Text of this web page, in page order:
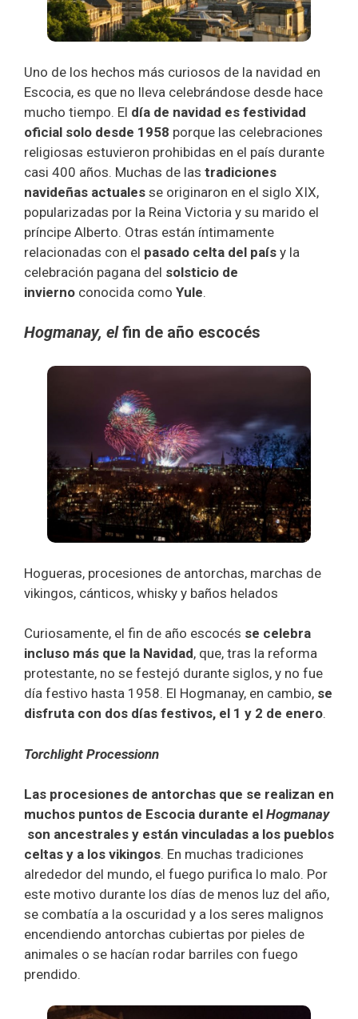
Uno de los hechos más curiosos de la navidad en
Escocia, es que no lleva celebrándose desde hace
mucho tiempo. El día de navidad es festividad
oficial solo desde 1958 porque las celebraciones
religiosas estuvieron prohibidas en el país durante
casi 400 años. Muchas de las tradiciones
navideñas actuales se originaron en el siglo XIX,
popularizadas por la Reina Victoria y su marido el
príncipe Alberto. Otras están íntimamente
relacionadas con el pasado celta del país y la
celebración pagana del solsticio de
invierno conocida como Yule.
Hogmanay, elfin de año escocés
Hogueras, procesiones de antorchas, marchas de
vikingos, cánticos, whisky y baños helados
Curiosamente, el fin de año escocés se celebra
incluso más que la Navidad, que, tras la reforma
protestante, no se festejó durante siglos, y no fue
día festivo hasta 1958. El Hogmanay, en cambio, se
disfruta con dos días festivos, el 1 y 2 de enero.
Torchlight Processionn
Las procesiones de antorchas que se realizan en
muchos puntos de Escocia durante el Hogmanay
son ancestrales y están vinculadas a los pueblos
celtas y a los vikingos. En muchas tradiciones
alrededor del mundo, el fuego purifica lo malo. Por
este motivo durante los días de menos luz del año,
se combatía a la oscuridad y a los seres malignos
encendiendo antorchas cubiertas por pieles de
animales o se hacían rodar barriles con fuego
prendido.